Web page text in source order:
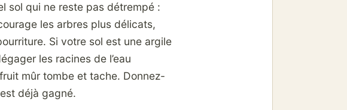
sol qui ne reste pas détrempé :
les arbres plus délicats,
Si votre sol est une argile
les racines de l’eau
mûr tombe et tache. Donnez-
déjà gagné.